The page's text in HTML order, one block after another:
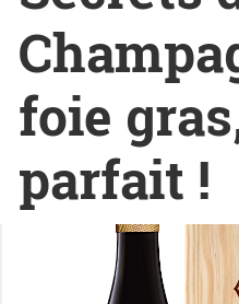
foie
parfait !